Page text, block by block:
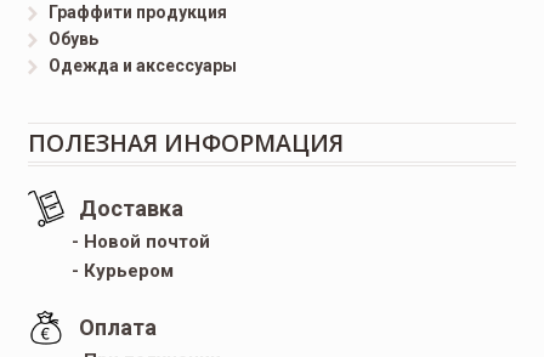
Граффити продукция
Обувь
Одежда и аксессуары
ПОЛЕЗНАЯ ИНФОРМАЦИЯ
Доставка
- Новой почтой
- Курьером
Оплата